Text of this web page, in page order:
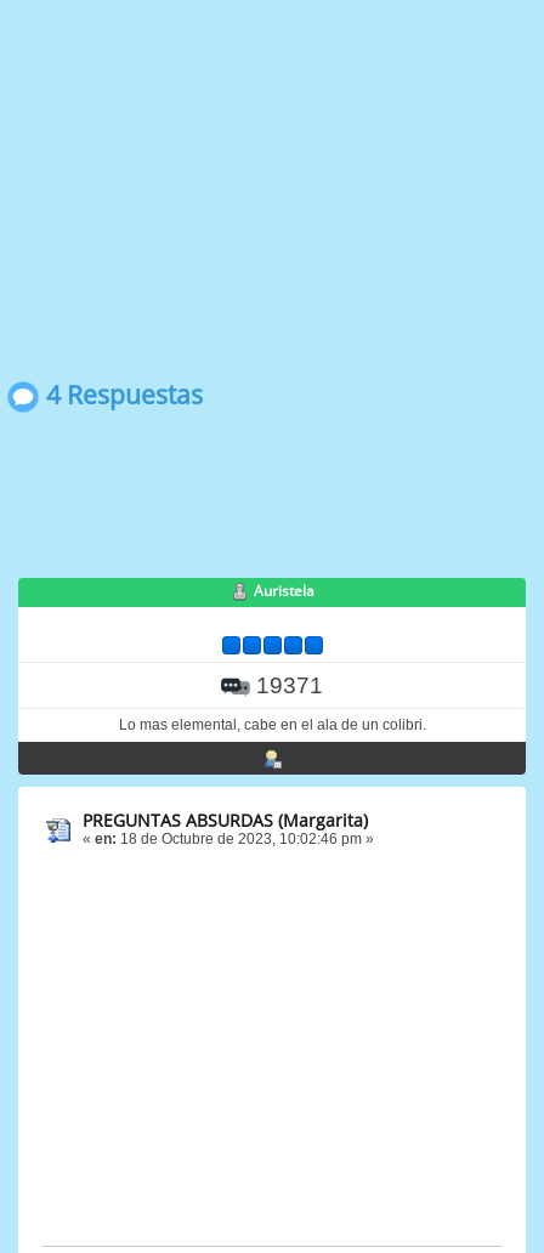
4 Respuestas
Auristela
19371
Lo mas elemental, cabe en el ala de un colibri.
PREGUNTAS ABSURDAS (Margarita)
« en: 18 de Octubre de 2023, 10:02:46 pm »